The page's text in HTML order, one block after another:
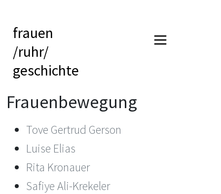
frauen
/ruhr/
geschichte
Frauenbewegung
Tove Gertrud Gerson
Luise Elias
Rita Kronauer
Safiye Ali-Krekeler